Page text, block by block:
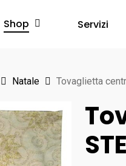
Shop Servizi
Natale Tovaglietta